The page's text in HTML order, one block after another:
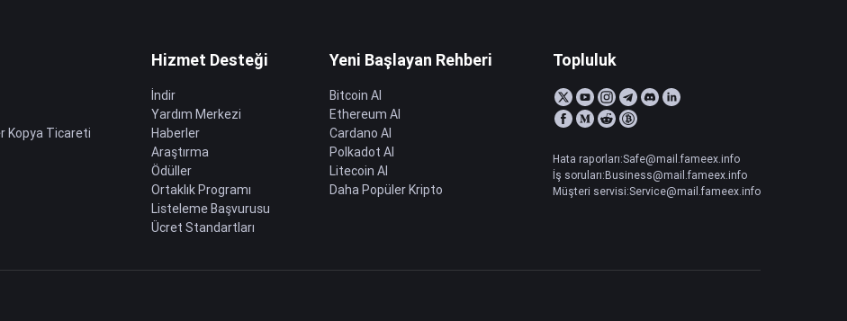
Kopya Ticareti
Hizmet Desteği
İndir
Yardım Merkezi
Haberler
Araştırma
Ödüller
Ortaklık Programı
Listeleme Başvurusu
Ücret Standartları
Yeni Başlayan Rehberi
Bitcoin Al
Ethereum Al
Cardano Al
Polkadot Al
Litecoin Al
Daha Popüler Kripto
Topluluk
Hata raporları:Safe@mail.fameex.info
İş soruları:Business@mail.fameex.info
Müşteri servisi:Service@mail.fameex.info